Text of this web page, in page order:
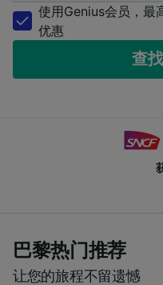
使用Genius会员，最
优惠
查
获得
巴黎热门推荐
让您的旅程不留遗憾